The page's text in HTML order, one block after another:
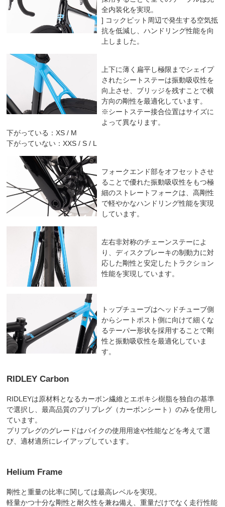
全内装化を実現。
] コックピット周辺で発生する空気抵
抗を低減し、ハンドリング性能を向
上しました。
上下に薄く扁平し極限までシェイプ
されたシートステーは振動吸収性を
向上させ、ブリッジを残すことで横
方向の剛性を最適化しています。
※シートステー接合位置はサイズに
よって異なります。
下がっている：XS / M
下がっていない：XXS / S / L
フォークエンド部をオフセットさせ
ることで優れた振動吸収性をもつ極
細のストレートフォークは、高剛性
で軽やかなハンドリング性能を実現
しています。
左右非対称のチェーンステーによ
り、ディスクブレーキの制動力に対
応した剛性と安定したトラクション
性能を実現しています。
トップチューブはヘッドチューブ側
からシートポスト側に向けて細くな
るテーパー形状を採用することで剛
性と振動吸収性を最適化していま
す。
RIDLEY Carbon
RIDLEYは原材料となるカーボン繊維とエポキシ樹脂を独自の基準
で選択し、最高品質のプリプレグ（カーボンシート）のみを使用し
ています。
プリプレグのグレードはバイクの使用用途や性能などを考えて選
び、適材適所にレイアップしています。
Helium Frame
剛性と重量の比率に関しては最高レベルを実現。
軽量かつ十分な剛性と耐久性を兼ね備え、重量だけでなく走行性能